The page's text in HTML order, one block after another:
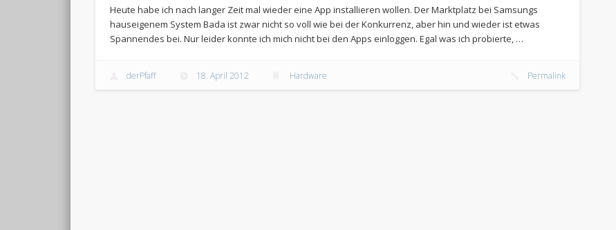
Heute habe ich nach langer Zeit mal wieder eine App installieren wollen. Der Marktplatz bei Samsungs
hauseigenem System Bada ist zwar nicht so voll wie bei der Konkurrenz, aber hin und wieder ist etwas
Spannendes bei. Nur leider konnte ich mich nicht bei den Apps einloggen. Egal was ich probierte, …
derPfaff 18. April 2012 Hardware Permalink